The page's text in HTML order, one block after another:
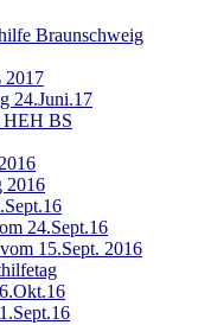
Braunschweig
2017
24.Juni.17
HEH BS
2016
24.Sept.16
15.Sept. 2016